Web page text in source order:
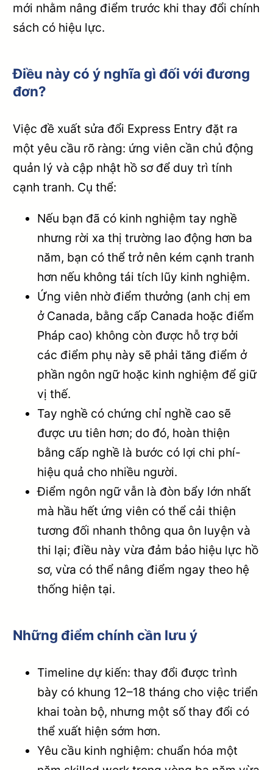
mới nhằm nâng điểm trước khi thay đổi chính
sách có hiệu lực.
Điều này có ý nghĩa gì đối với đương
đơn?
Việc đề xuất sửa đổi Express Entry đặt ra
một yêu cầu rõ ràng: ứng viên cần chủ động
quản lý và cập nhật hồ sơ để duy trì tính
cạnh tranh. Cụ thể:
Nếu bạn đã có kinh nghiệm tay nghề
nhưng rời xa thị trường lao động hơn ba
năm, bạn có thể trở nên kém cạnh tranh
hơn nếu không tái tích lũy kinh nghiệm.
Ứng viên nhờ điểm thưởng (anh chị em
ở Canada, bằng cấp Canada hoặc điểm
Pháp cao) không còn được hỗ trợ bởi
các điểm phụ này sẽ phải tăng điểm ở
phần ngôn ngữ hoặc kinh nghiệm để giữ
vị thế.
Tay nghề có chứng chỉ nghề cao sẽ
được ưu tiên hơn; do đó, hoàn thiện
bằng cấp nghề là bước có lợi chi phí-
hiệu quả cho nhiều người.
Điểm ngôn ngữ vẫn là đòn bẩy lớn nhất
mà hầu hết ứng viên có thể cải thiện
tương đối nhanh thông qua ôn luyện và
thi lại; điều này vừa đảm bảo hiệu lực hồ
sơ, vừa có thể nâng điểm ngay theo hệ
thống hiện tại.
Những điểm chính cần lưu ý
Timeline dự kiến: thay đổi được trình
bày có khung 12–18 tháng cho việc triển
khai toàn bộ, nhưng một số thay đổi có
thể xuất hiện sớm hơn.
Yêu cầu kinh nghiệm: chuẩn hóa một